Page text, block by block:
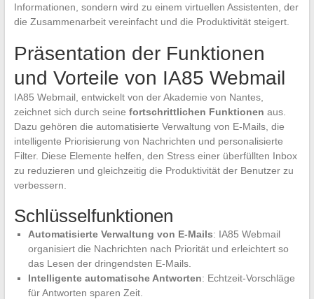
Informationen, sondern wird zu einem virtuellen Assistenten, der
die Zusammenarbeit vereinfacht und die Produktivität steigert.
Präsentation der Funktionen
und Vorteile von IA85 Webmail
IA85 Webmail, entwickelt von der Akademie von Nantes,
zeichnet sich durch seine fortschrittlichen Funktionen aus.
Dazu gehören die automatisierte Verwaltung von E-Mails, die
intelligente Priorisierung von Nachrichten und personalisierte
Filter. Diese Elemente helfen, den Stress einer überfüllten Inbox
zu reduzieren und gleichzeitig die Produktivität der Benutzer zu
verbessern.
Schlüsselfunktionen
Automatisierte Verwaltung von E-Mails: IA85 Webmail
organisiert die Nachrichten nach Priorität und erleichtert so
das Lesen der dringendsten E-Mails.
Intelligente automatische Antworten: Echtzeit-Vorschläge
für Antworten sparen Zeit.